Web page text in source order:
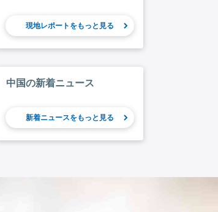
現地レポートをもっと見る
中国の新着ニュース
新着ニュースをもっと見る